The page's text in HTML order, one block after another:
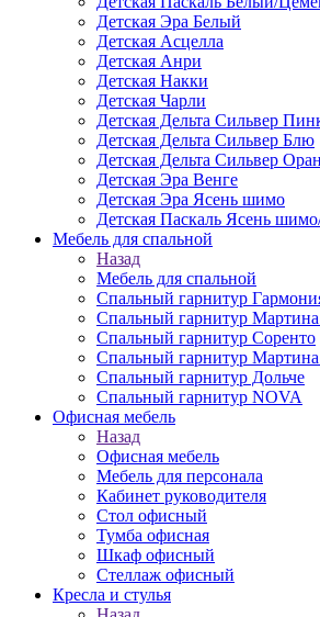
Детская Эра Белый
Детская Асцелла
Детская Анри
Детская Накки
Детская Чарли
Детская Дельта Сильвер
Детская Дельта Сильвер Блю
Детская Дельта Сильвер
Детская Эра Венге
Детская Эра Ясень шимо
Детская Паскаль Ясень
Мебель для спальной
Назад
Мебель для спальной
Спальный гарнитур
Спальный гарнитур
Спальный гарнитур Соренто
Спальный гарнитур Мартина
Спальный гарнитур Дольче
Спальный гарнитур NOVA
Офисная мебель
Назад
Офисная мебель
Мебель для персонала
Кабинет руководителя
Стол офисный
Тумба офисная
Шкаф офисный
Стеллаж офисный
Кресла и стулья